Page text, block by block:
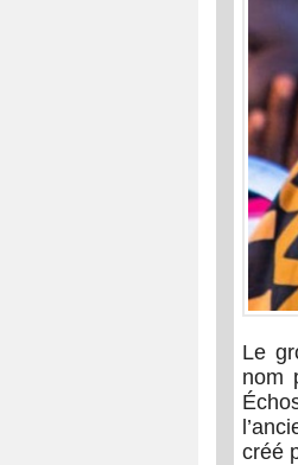
Le
nom
créé